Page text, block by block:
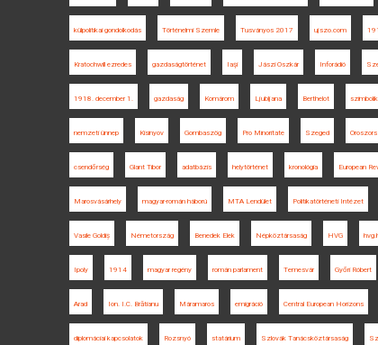
külpolitikai gondolkodás Történelmi Szemle Tusványos 2017 ujszo.com
Kratochwill ezredes gazdaságtörténet Iaşi Jászi Oszkár Inforádió
1918. december 1. gazdaság Komárom Ljubljana Berthelot
nemzeti ünnep Kisinyov Gombaszög Pro Minoritate Szeged
csendőrség Glant Tibor adatbázis helytörténet kronológia European
Marosvásárhely magyar-román háború MTA Lendület Politikatörténeti Intézet
Vasile Goldiș Németország Benedek Elek Népköztársaság HVG
Ipoly 1914 magyar regény román parlament Temesvár Győri Róbert
Arad Ion. I.C. Brătianu Máramaros emigráció Central European Horizons
diplomáciai kapcsolatok Rozsnyó statárium Szlovák Tanácsköztársaság